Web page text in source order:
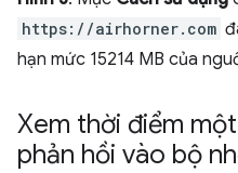
https://airhorner.com
hạn mức 15214 MB của
Xem thời điểm
phản hồi vào bộ